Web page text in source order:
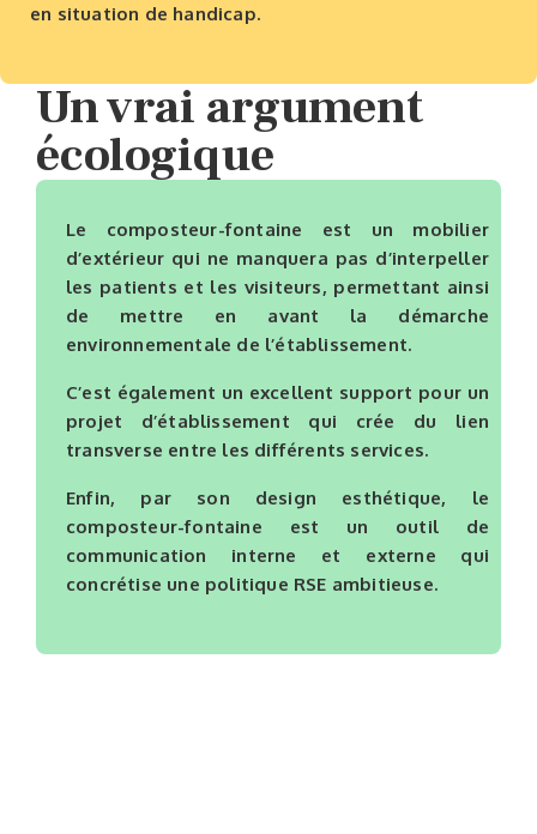
en situation de handicap.
Un vrai argument
écologique
Le composteur-fontaine est un mobilier
d’extérieur qui ne manquera pas d’interpeller
les patients et les visiteurs, permettant ainsi
de mettre en avant la démarche
environnementale de l’établissement.
C’est également un excellent support pour un
projet d’établissement qui crée du lien
transverse entre les différents services.
Enfin, par son design esthétique, le
composteur-fontaine est un outil de
communication interne et externe qui
concrétise une politique RSE ambitieuse.